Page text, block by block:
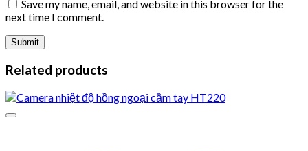
Save my name, email, and website in this browser for the
next time I comment.
Related products